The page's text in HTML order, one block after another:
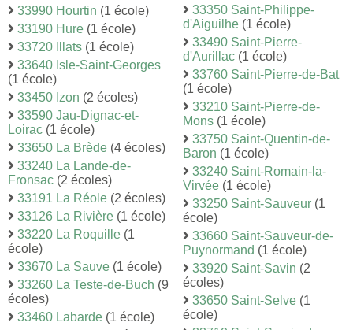
33990 Hourtin (1 école)
33190 Hure (1 école)
33720 Illats (1 école)
33640 Isle-Saint-Georges
(1 école)
33450 Izon (2 écoles)
33590 Jau-Dignac-et-
Loirac (1 école)
33650 La Brède (4 écoles)
33240 La Lande-de-
Fronsac (2 écoles)
33191 La Réole (2 écoles)
33126 La Rivière (1 école)
33220 La Roquille (1
école)
33670 La Sauve (1 école)
33260 La Teste-de-Buch (9
écoles)
33460 Labarde (1 école)
33350 Saint-Philippe-
d'Aiguilhe (1 école)
33490 Saint-Pierre-
d'Aurillac (1 école)
33760 Saint-Pierre-de-Bat
(1 école)
33210 Saint-Pierre-de-
Mons (1 école)
33750 Saint-Quentin-de-
Baron (1 école)
33240 Saint-Romain-la-
Virvée (1 école)
33250 Saint-Sauveur (1
école)
33660 Saint-Sauveur-de-
Puynormand (1 école)
33920 Saint-Savin (2
écoles)
33650 Saint-Selve (1
école)